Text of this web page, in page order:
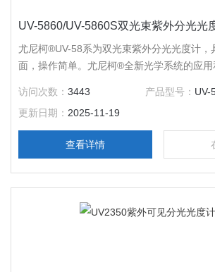
UV-5860/UV-5860S双光束紫外分光光
尤尼柯®UV-58系为双光束紫外分光光度计，
面，操作简单。尤尼柯®全新光学系统的应用
软件为您的仪器实现更为*的功能。
访问次数：3443 产品型号： UV-
更新日期： 2025-11-19
查看详情